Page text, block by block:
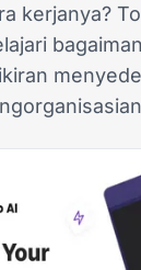
kerjanya?